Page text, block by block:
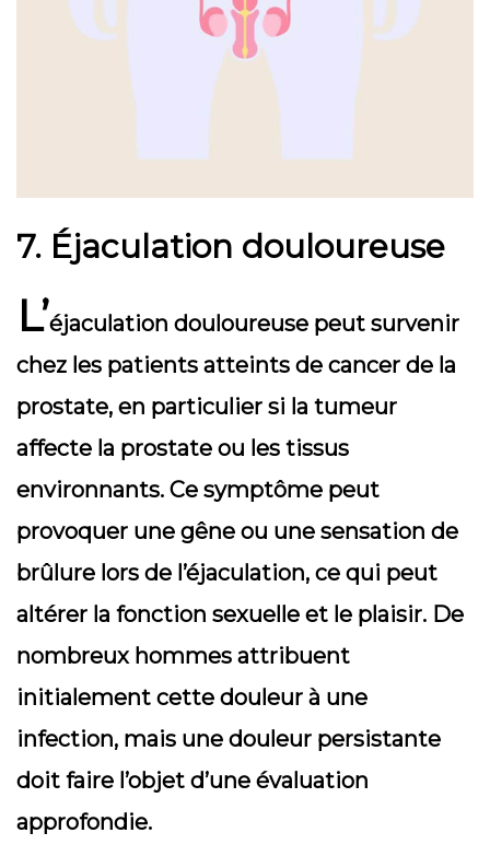
7. Éjaculation douloureuse
L’éjaculation douloureuse peut survenir
chez les patients atteints de cancer de la
prostate, en particulier si la tumeur
affecte la prostate ou les tissus
environnants. Ce symptôme peut
provoquer une gêne ou une sensation de
brûlure lors de l’éjaculation, ce qui peut
altérer la fonction sexuelle et le plaisir. De
nombreux hommes attribuent
initialement cette douleur à une
infection, mais une douleur persistante
doit faire l’objet d’une évaluation
approfondie.